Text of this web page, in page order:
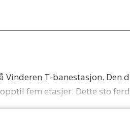
T-banestasjon.
fem etasjer. Dette sto